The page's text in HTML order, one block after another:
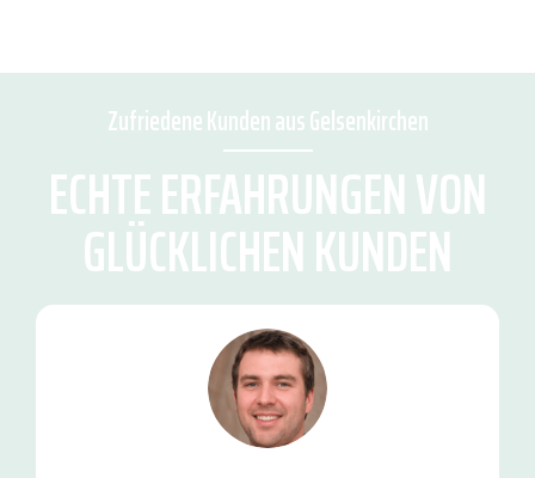
Zufriedene Kunden aus Gelsenkirchen
ECHTE ERFAHRUNGEN VON
GLÜCKLICHEN KUNDEN